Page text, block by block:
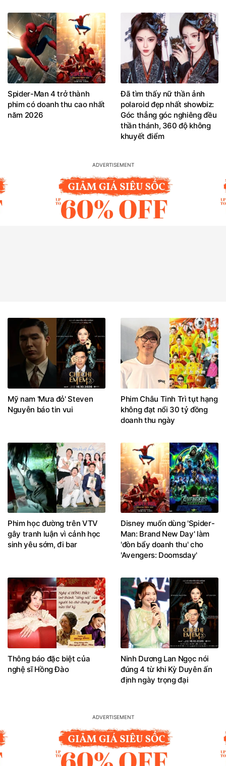
Spider-Man 4 trở thành
phim có doanh thu cao nhất
năm 2026
Đã tìm thấy nữ thần ảnh
polaroid đẹp nhất showbiz:
Góc thẳng góc nghiêng đều
thần thánh, 360 độ không
khuyết điểm
Mỹ nam 'Mưa đỏ' Steven
Nguyễn báo tin vui
Phim Châu Tinh Trì tụt hạng
không đạt nổi 30 tỷ đồng
doanh thu ngày
Phim học đường trên VTV
gây tranh luận vì cảnh học
sinh yêu sớm, đi bar
Disney muốn dùng 'Spider-
Man: Brand New Day' làm
'đòn bẩy doanh thu' cho
'Avengers: Doomsday'
Thông báo đặc biệt của
nghệ sĩ Hồng Đào
Ninh Dương Lan Ngọc nói
đúng 4 từ khi Kỳ Duyên ấn
định ngày trọng đại